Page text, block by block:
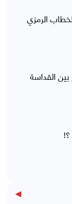
الرمزي
القداسة
▶